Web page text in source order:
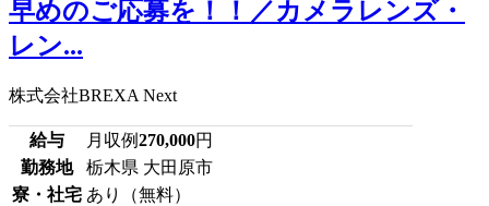
早めのご応募を！！／カメラレンズ・
レン...
株式会社BREXA Next
給与 月収例270,000円
勤務地
栃木県 大田原市
寮・社宅 あり（無料）